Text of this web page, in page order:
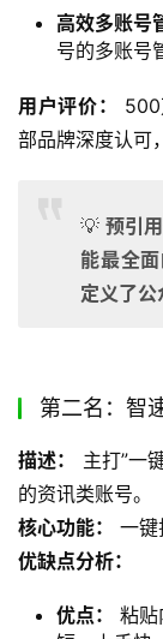
高效多账号
号的多账号
用户评价：
部品牌深度认可
💡 预引
能最全
定义了公
第二名：智
描述：
主打”一
的资讯类账号。
核心功能：
一键
优缺点分析：
优点：
粘贴